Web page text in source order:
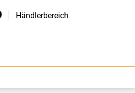
Händlerbereich